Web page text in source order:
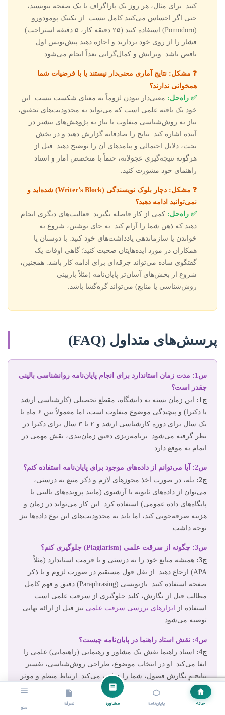
خانه پایان‌نامه مشاوره تعرفه
منو
کنید. برای مثال، هر روز یک پاراگراف یا یک صفحه بنویسید،
حتی اگر احساس می‌کنید کامل نیست. از تکنیک پومودورو
(Pomodoro) استفاده کنید (۲۵ دقیقه کار، ۵ دقیقه استراحت).
فشار را از روی خود بردارید و اجازه دهید پیش‌نویس اول
ناقص باشد. ویرایش و کمال‌گرایی بعداً انجام می‌شود.
❓ مشکل: نتایج آماری معنی‌دار نیستند یا با فرضیات شما
همخوانی ندارند؟
✅ راه‌حل: معنی‌دار نبودن لزوماً به معنای شکست نیست. این
خود یک یافته علمی است که می‌تواند به محدودیت‌های تحقیق،
نیاز به روش‌شناسی متفاوت یا نیاز به پژوهش‌های بیشتر در
آینده اشاره کند. نتایج را صادقانه گزارش دهید و در بخش
بحث، دلایل احتمالی و پیامدهای آن را توضیح دهید. قبل از
هرگونه نتیجه‌گیری عجولانه، حتماً با متخصص آمار و استاد
راهنمای خود مشورت کنید.
❓ مشکل: دچار بلوک نویسندگی (Writer’s Block) شده‌اید و
نمی‌توانید ادامه دهید؟
✅ راه‌حل: کمی از کار فاصله بگیرید. فعالیت‌های دیگری انجام
دهید که ذهن شما را آرام کند. به جای نوشتن، شروع به
خواندن یا سازماندهی یادداشت‌های خود کنید. با دوستان یا
همکاران در مورد ایده‌هایتان صحبت کنید؛ گاهی اوقات یک
گفتگوی ساده می‌تواند جرقه‌ای برای ادامه کار باشد. همچنین،
شروع از بخش‌های آسان‌تر پایان‌نامه (مثلاً بازبینی
روش‌شناسی یا منابع) می‌تواند گره‌گشا باشد.
پرسش‌های متداول (FAQ)
س1: مدت زمان استاندارد برای انجام پایان‌نامه روانشناسی بالینی
چقدر است؟
ج1:
این زمان بسته به دانشگاه، مقطع تحصیلی (کارشناسی ارشد
یا دکترا) و پیچیدگی موضوع متفاوت است، اما معمولاً بین ۶ ماه تا
یک سال برای دوره کارشناسی ارشد و ۲ تا ۳ سال برای دکترا در
نظر گرفته می‌شود. برنامه‌ریزی دقیق زمان‌بندی، نقش مهمی در
اتمام به موقع دارد.
س2: آیا می‌توانم از داده‌های موجود برای پایان‌نامه استفاده کنم؟
ج2:
بله، در صورت اخذ مجوزهای لازم و ذکر منبع به درستی،
می‌توان از داده‌های ثانویه یا آرشیوی (مانند پرونده‌های بالینی یا
پایگاه‌های داده عمومی) استفاده کرد. این کار می‌تواند در زمان و
هزینه صرفه‌جویی کند، اما باید به محدودیت‌های این نوع داده‌ها نیز
توجه داشت.
س3: چگونه از سرقت علمی (Plagiarism) جلوگیری کنم؟
ج3:
همیشه منابع خود را به درستی و با فرمت استاندارد (مثلاً
APA) ارجاع دهید. از نقل قول مستقیم در صورت لزوم و با ذکر
صفحه استفاده کنید. بازنویسی (Paraphrasing) دقیق و فهم کامل
مطالب قبل از نگارش، کلید جلوگیری از سرقت علمی است.
استفاده از
ابزارهای بررسی سرقت علمی نیز قبل از ارائه نهایی
توصیه می‌شود.
س4: نقش استاد راهنما در پایان‌نامه چیست؟
ج4:
استاد راهنما نقش یک مشاور و رهنمایی (راهنمایی) علمی را
ایفا می‌کند. او در انتخاب موضوع، طراحی روش‌شناسی، تفسیر
نتایج و نگارش فصول، شما را هدایت می‌کند. ارتباط منظم و موثر
با ایشان برای موفقیت و پیشبرد کار ضروری است و باید
گزارش‌های دوره‌ای به ایشان ارائه دهید.